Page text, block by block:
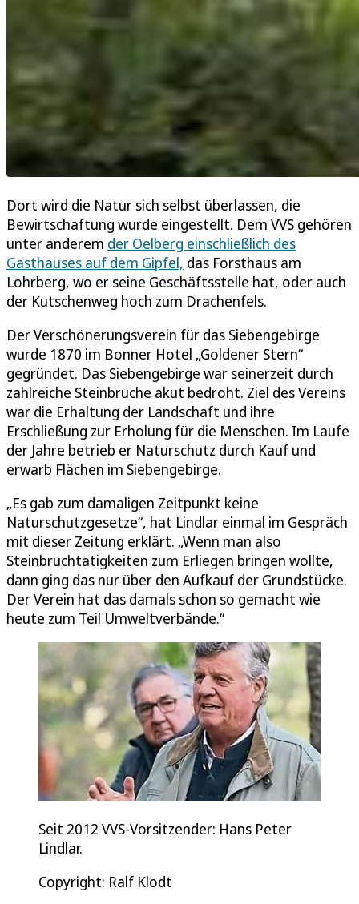
Dort wird die Natur sich selbst überlassen, die
Bewirtschaftung wurde eingestellt. Dem VVS gehören
unter anderem der Oelberg einschließlich des
Gasthauses auf dem Gipfel, das Forsthaus am
Lohrberg, wo er seine Geschäftsstelle hat, oder auch
der Kutschenweg hoch zum Drachenfels.
Der Verschönerungsverein für das Siebengebirge
wurde 1870 im Bonner Hotel „Goldener Stern“
gegründet. Das Siebengebirge war seinerzeit durch
zahlreiche Steinbrüche akut bedroht. Ziel des Vereins
war die Erhaltung der Landschaft und ihre
Erschließung zur Erholung für die Menschen. Im Laufe
der Jahre betrieb er Naturschutz durch Kauf und
erwarb Flächen im Siebengebirge.
„Es gab zum damaligen Zeitpunkt keine
Naturschutzgesetze“, hat Lindlar einmal im Gespräch
mit dieser Zeitung erklärt. „Wenn man also
Steinbruchtätigkeiten zum Erliegen bringen wollte,
dann ging das nur über den Aufkauf der Grundstücke.
Der Verein hat das damals schon so gemacht wie
heute zum Teil Umweltverbände.“
Seit 2012 VVS-Vorsitzender: Hans Peter
Lindlar.
Copyright: Ralf Klodt